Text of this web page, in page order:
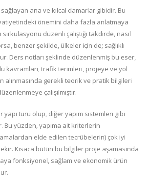
sağlayan ana ve kılcal damarlar gibidir. Bu
önemini daha fazla anlatmaya
sirkülasyonu düzenli çalıştığı takdirde, nasıl
benzer şekilde, ülkeler için de; sağlıklı
Ders notları şeklinde düzenlenmiş bu eser,
kavramları, trafik terimleri, projeye ve yol
alınmasında gerekli teorik ve pratik bilgileri
çalışılmıştır.
yapı türü olup, diğer yapım sistemleri gibi
Bu yüzden, yapıma ait kriterlerin
elde edilen tecrübelerin) çok iyi
Kısaca bütün bu bilgiler proje aşamasında
fonksiyonel, sağlam ve ekonomik ürün